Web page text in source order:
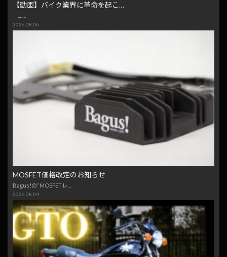
【動画】バイク業界に革命を起こ…
こ…
2026.08.06
MOSFET価格改定のお知らせ
Bagus!の“MOSFETレ…
2026.08.04